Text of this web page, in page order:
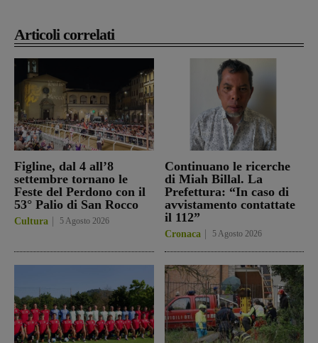
Articoli correlati
Figline, dal 4 all’8
settembre tornano le
Feste del Perdono con il
53° Palio di San Rocco
Cultura 5 Agosto 2026
Continuano le ricerche
di Miah Billal. La
Prefettura: “In caso di
avvistamento contattate
il 112”
Cronaca 5 Agosto 2026